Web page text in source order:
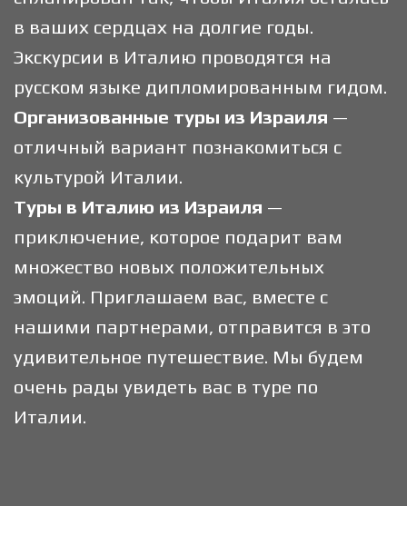
в ваших сердцах на долгие годы.
Экскурсии в Италию проводятся на
русском языке дипломированным гидом.
Организованные туры из Израиля —
отличный вариант познакомиться с
культурой Италии.
Туры в Италию из Израиля —
приключение, которое подарит вам
множество новых положительных
эмоций. Приглашаем вас, вместе с
нашими партнерами, отправится в это
удивительное путешествие. Мы будем
очень рады увидеть вас в туре по
Италии.